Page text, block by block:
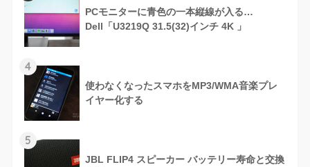
PCモニターに青色の一本縦線が入る…
Dell「U3219Q 31.5(32)インチ 4K 」
4
使わなくなったスマホをMP3/WMA音楽プレ
イヤー化する
5
JBL FLIP4 スピーカー バッテリー寿命と交換